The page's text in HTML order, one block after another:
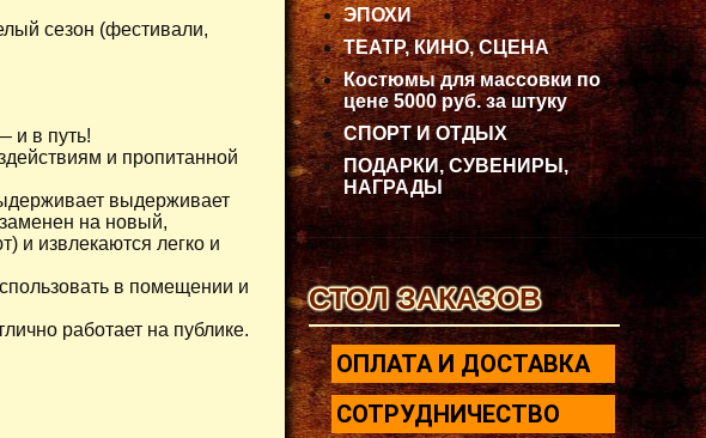
сезон (фестивали,
и в путь!
и пропитанной
выдерживает
на новый,
и извлекаются легко и
в помещении и
работает на публике.
ЭПОХИ
ТЕАТР, КИНО, СЦЕНА
Костюмы для массовки по
цене 5000 руб. за штуку
СПОРТ И ОТДЫХ
ПОДАРКИ, СУВЕНИРЫ,
НАГРАДЫ
СТОЛ ЗАКАЗОВ
ОПЛАТА И ДОСТАВКА
СОТРУДНИЧЕСТВО